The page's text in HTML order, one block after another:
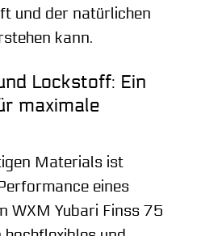
und der natürlichen
kann.
Lockstoff: Ein
maximale
Materials ist
eines
WXM Yubari Finss 75